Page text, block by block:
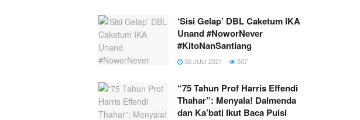
‘Sisi Gelap’ DBL Caketum IKA
Unand #NoworNever
#KitoNanSantiang
30 JULI 2021 507
“75 Tahun Prof Harris Effendi
Thahar”: Menyala! Dalmenda
dan Ka’bati Ikut Baca Puisi